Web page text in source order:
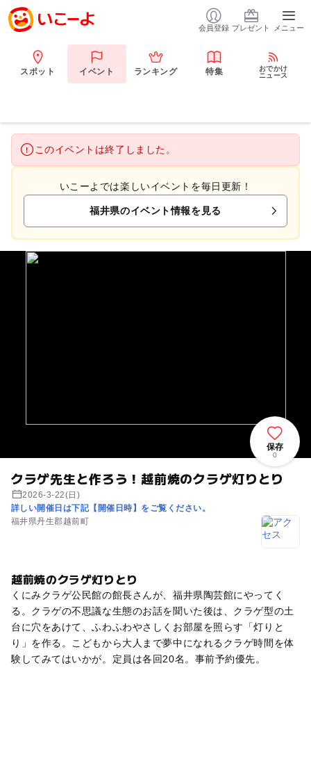
会員登録 プレゼント メニュー
スポット イベント ランキング 特集
おでかけ
ニュース
このイベントは終了しました。
いこーよでは楽しいイベントを毎日更新！
福井県のイベント情報を見る
クラゲ先生と作ろう！越前焼のクラゲ灯りとり
2026-3-22(日)
詳しい開催日は下記【開催日時】をご覧ください。
福井県丹生郡越前町
保存
0
越前焼のクラゲ灯りとり
くにみクラゲ公民館の館長さんが、福井県陶芸館にやってく
る。クラゲの不思議な生態のお話を聞いた後は、クラゲ型の土
台に穴をあけて、ふわふわやさしくお部屋を照らす「灯りと
り」を作る。こどもから大人まで夢中になれるクラゲ時間を体
験してみてはいかが。定員は各回20名。事前予約優先。